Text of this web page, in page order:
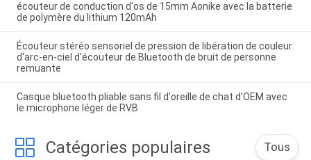
écouteur de conduction d'os de 15mm Aonike avec la batterie
de polymère du lithium 120mAh
Écouteur stéréo sensoriel de pression de libération de couleur
d'arc-en-ciel d'écouteur de Bluetooth de bruit de personne
remuante
Casque bluetooth pliable sans fil d'oreille de chat d'OEM avec
le microphone léger de RVB
Catégories populaires Tous